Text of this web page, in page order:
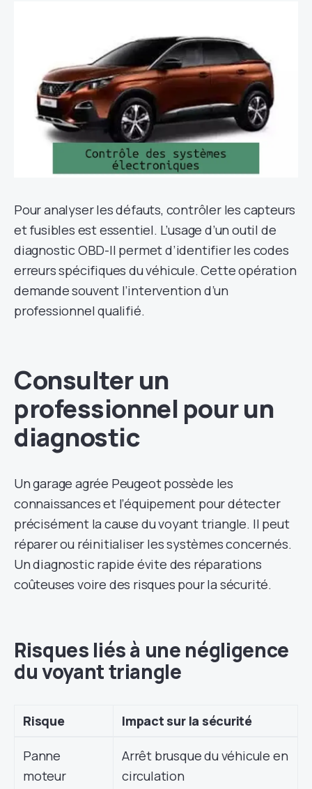
Pour analyser les défauts, contrôler les capteurs
et fusibles est essentiel. L’usage d’un outil de
diagnostic OBD-II permet d’identifier les codes
erreurs spécifiques du véhicule. Cette opération
demande souvent l’intervention d’un
professionnel qualifié.
Consulter un
professionnel pour un
diagnostic
Un garage agrée Peugeot possède les
connaissances et l’équipement pour détecter
précisément la cause du voyant triangle. Il peut
réparer ou réinitialiser les systèmes concernés.
Un diagnostic rapide évite des réparations
coûteuses voire des risques pour la sécurité.
Risques liés à une négligence
du voyant triangle
Risque Impact sur la sécurité
Panne
moteur
Arrêt brusque du véhicule en
circulation